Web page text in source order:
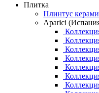
Плитка
Плинтус
Aparici